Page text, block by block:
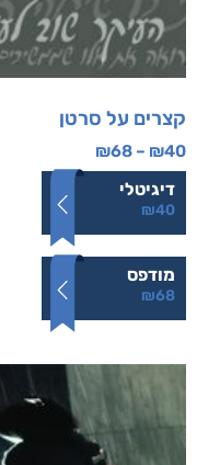
קצרים על סרטן
₪40
–
₪68
דיגיטלי
₪40
מודפס
₪68